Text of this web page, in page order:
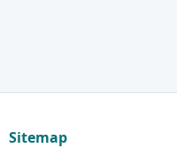
Sitemap